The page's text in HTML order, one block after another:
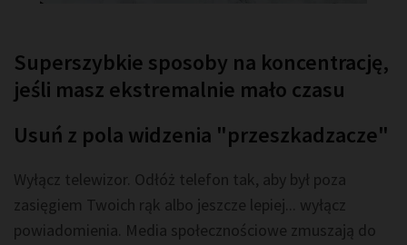
Superszybkie sposoby na koncentrację,
jeśli masz ekstremalnie mało czasu
Usuń z pola widzenia "przeszkadzacze"
Wyłącz telewizor. Odłóż telefon tak, aby był poza
zasięgiem Twoich rąk albo jeszcze lepiej... wyłącz
powiadomienia. Media społecznościowe zmuszają do